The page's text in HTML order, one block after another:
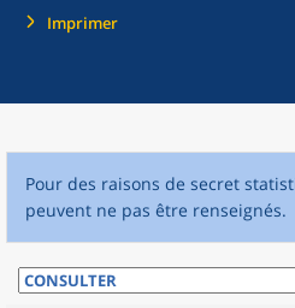
Imprimer
Pour des raisons de secret
peuvent ne pas être renseignés.